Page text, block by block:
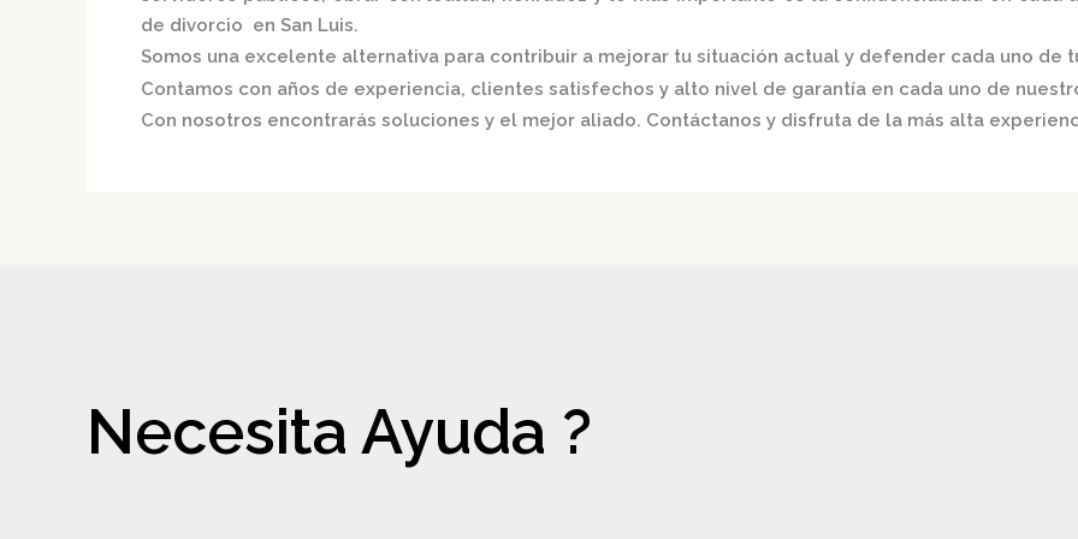
de divorcio en San Luis.
Somos una excelente alternativa para contribuir a mejorar tu situación actual y defender cada uno de
Contamos con años de experiencia, clientes satisfechos y alto nivel de garantía en cada uno de
Con nosotros encontrarás soluciones y el mejor aliado. Contáctanos y disfruta de la más alta
Necesita Ayuda ?